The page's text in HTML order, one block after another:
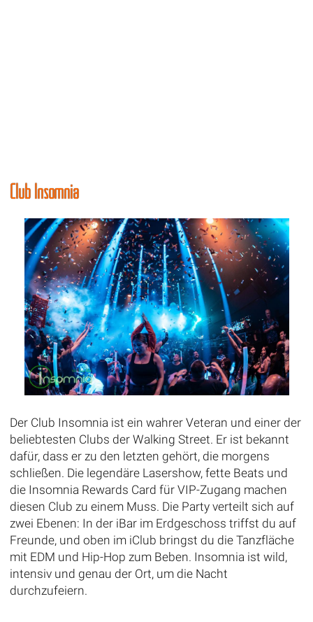
Club Insomnia
Der Club Insomnia ist ein wahrer Veteran und einer der
beliebtesten Clubs der Walking Street. Er ist bekannt
dafür, dass er zu den letzten gehört, die morgens
schließen. Die legendäre Lasershow, fette Beats und
die Insomnia Rewards Card für VIP-Zugang machen
diesen Club zu einem Muss. Die Party verteilt sich auf
zwei Ebenen: In der iBar im Erdgeschoss triffst du auf
Freunde, und oben im iClub bringst du die Tanzfläche
mit EDM und Hip-Hop zum Beben. Insomnia ist wild,
intensiv und genau der Ort, um die Nacht
durchzufeiern.